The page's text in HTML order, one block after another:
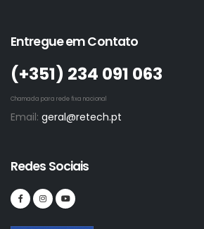
Entregue em Contato
(+351)­ 234 091 063
Chamada para rede fixa nacional
Email: geral@retech.pt
Redes Sociais